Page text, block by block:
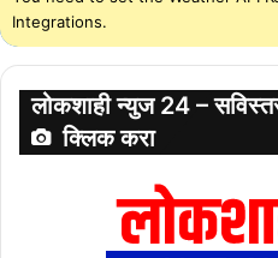
Integrations.
लोकशाही न्युज 24 –
क्लिक करा